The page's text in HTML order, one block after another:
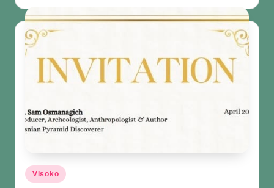
Visoko